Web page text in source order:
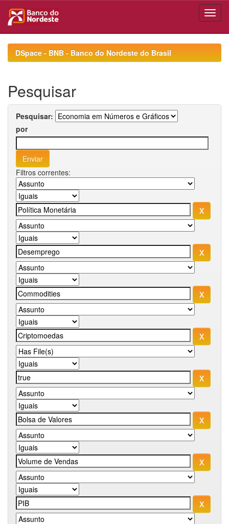
navigationDSpace - BNB - Banco do Nordeste do Brasil
Pesquisar
Pesquisar:
por
Filtros correntes: